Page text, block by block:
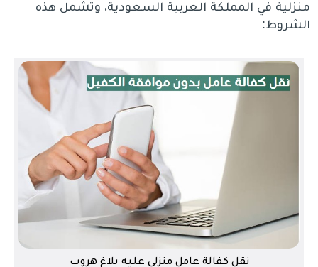
منزلية في المملكة العربية السعودية، وتشمل هذه
الشروط:
نقل كفالة عامل منزلي عليه بلاغ هروب